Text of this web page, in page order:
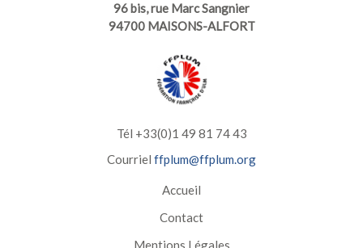
96 bis, rue Marc Sangnier
94700 MAISONS-ALFORT
Tél +33(0)1 49 81 74 43
Courriel ffplum@ffplum.org
Accueil
Contact
Mentions Légales